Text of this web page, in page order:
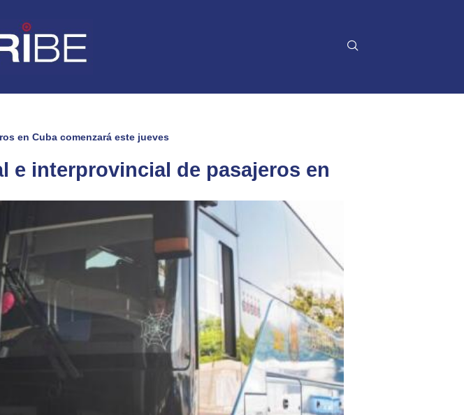
en Cuba comenzará este jueves
e interprovincial de pasajeros en